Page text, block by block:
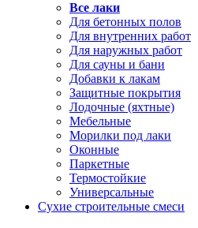
Все лаки
Для бетонных полов
Для внутренних работ
Для наружных работ
Для сауны и бани
Добавки к лакам
Защитные покрытия
Лодочные (яхтные)
Мебельные
Морилки под лаки
Оконные
Паркетные
Термостойкие
Универсальные
Сухие строительные смеси